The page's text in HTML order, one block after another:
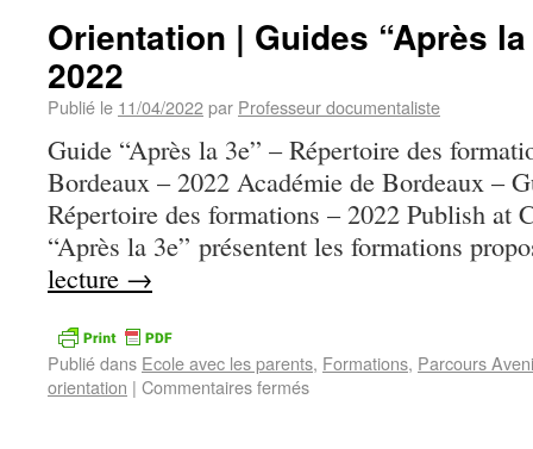
Orientation | Guides “Après
2022
Publié le 11/04/2022par Professeur documentaliste
Guide “Après la 3e” – Répertoire des
Bordeaux – 2022 Académie de Bordeaux –
Répertoire des formations – 2022 Publish at
“Après la 3e” présentent les formations
lecture →
Publié dans Ecole avec les parents, Formations, Parcours
orientation | Commentaires fermés